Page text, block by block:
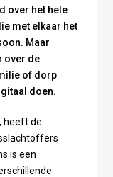
over het hele
met elkaar het
Maar
over de
of dorp
doen.
, heeft de
is een